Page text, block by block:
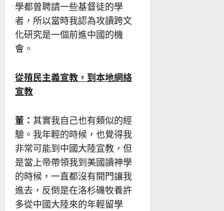
學都曾聘請一些基督徒的學
者，所以當時我認為攻讀跨文
化研究是一個前進中國的機
會。
從殖民主義宣教，到本地網絡
宣教
董： 其實我自己也有類似的經
驗。我年輕的時候，也覺得我
非常可能到中國大陸宣教，但
是當上帝帶領我到美國讀神學
的時候，一直都沒有開門讓我
進去，反倒是在洛杉磯牧養許
多從中國大陸來的年輕留學